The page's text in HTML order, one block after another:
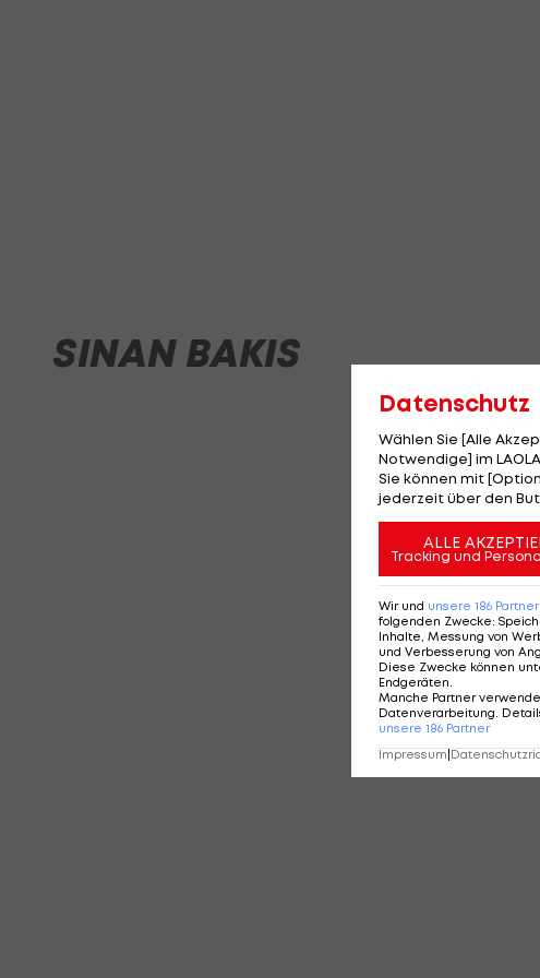
SINAN BAKIS
Datenschutz
Wählen Sie [Alle
Notwendige] im
Sie können mit
jederzeit über den
ALLE
Tracking und
Wir und unsere 186 Partner
folgenden Zwecke:
Inhalte, Messung von
und Verbesserung von
Diese Zwecke können
Endgeräten
Manche Partner
Datenverarbeitung.
unsere 186 Partner
Impressum|